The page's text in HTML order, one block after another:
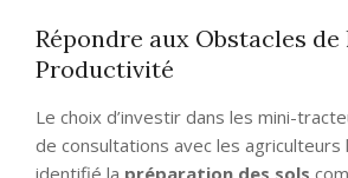
Répondre aux Obstacles de
Productivité
Le choix d’investir dans les mini-
de consultations avec les agriculteurs